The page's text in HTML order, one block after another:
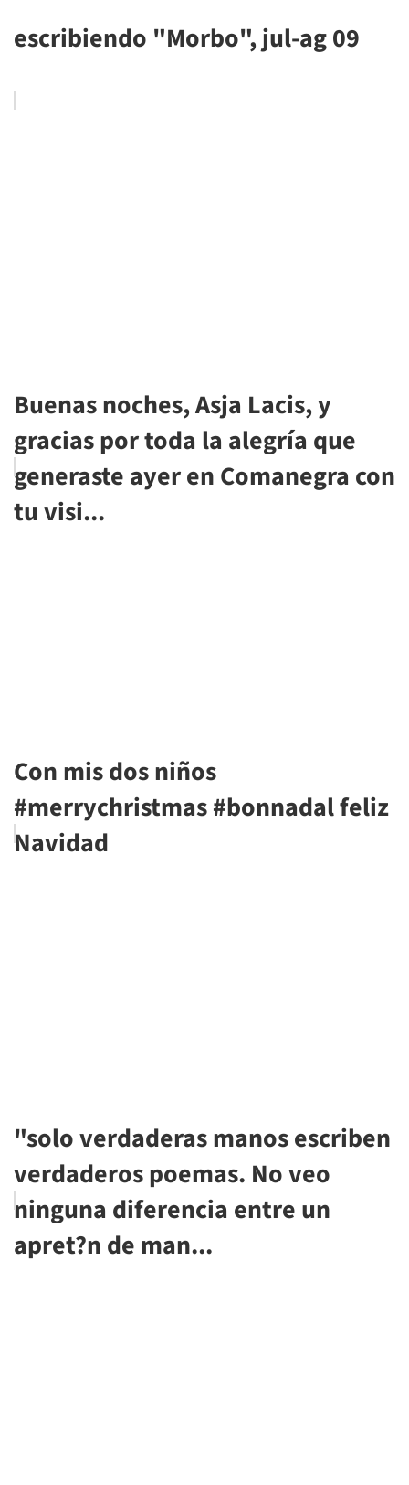
escribiendo "Morbo", jul-ag 09
Buenas noches, Asja Lacis, y
gracias por toda la alegría que
generaste ayer en Comanegra con
tu visi...
Con mis dos niños
#merrychristmas #bonnadal feliz
Navidad
"solo verdaderas manos escriben
verdaderos poemas. No veo
ninguna diferencia entre un
apret?n de man...